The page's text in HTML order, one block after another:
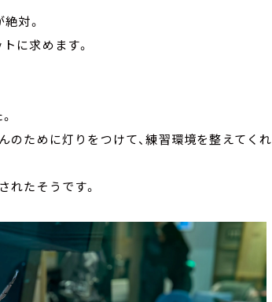
対。
に求めます。
のために灯りをつけて、練習環境を整えてくれ
れたそうです。